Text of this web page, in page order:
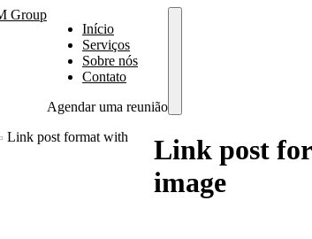
Início
Serviços
Sobre nós
Contato
Agendar uma reunião
Link post format with
Link post
image